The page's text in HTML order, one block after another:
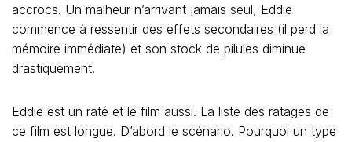
accrocs. Un malheur n’arrivant jamais seul, Eddie
commence à ressentir des effets secondaires (il perd la
mémoire immédiate) et son stock de pilules diminue
drastiquement.
Eddie est un raté et le film aussi. La liste des ratages de
ce film est longue. D’abord le scénario. Pourquoi un type